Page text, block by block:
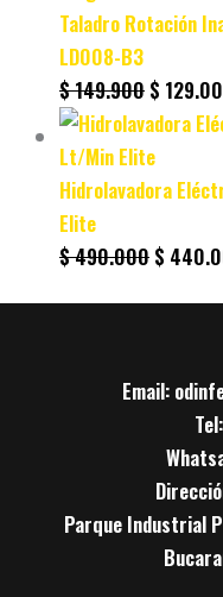
Taladro Rotación
LD008-B3
$149.900 $
Hidrolavadora
Elite
$490.000 $
Email:
Parque Industrial